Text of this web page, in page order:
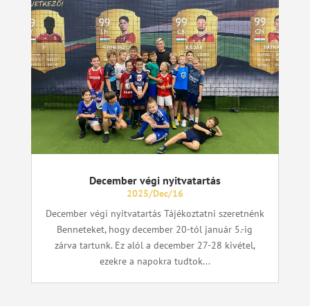
December végi nyitvatartás
2025/Dec/16
December végi nyitvatartás Tájékoztatni szeretnénk
Benneteket, hogy december 20-tól január 5.-ig
zárva tartunk. Ez alól a december 27-28 kivétel,
ezekre a napokra tudtok...